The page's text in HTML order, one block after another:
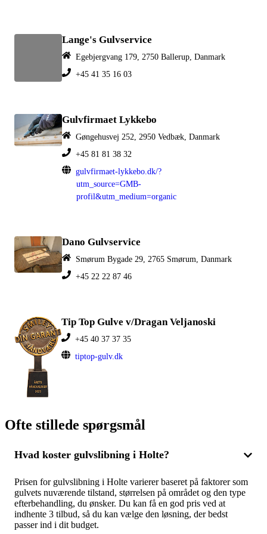
Lange's Gulvservice
Egebjergvang 179, 2750 Ballerup, Danmark
+45 41 35 16 03
Gulvfirmaet Lykkebo
Gøngehusvej 252, 2950 Vedbæk, Danmark
+45 81 81 38 32
gulvfirmaet-lykkebo.dk/?
utm_source=GMB-
profil&utm_medium=organic
Dano Gulvservice
Smørum Bygade 29, 2765 Smørum, Danmark
+45 22 22 87 46
Tip Top Gulve v/Dragan Veljanoski
+45 40 37 37 35
tiptop-gulv.dk
Ofte stillede spørgsmål
Hvad koster gulvslibning i Holte?
Prisen for gulvslibning i Holte varierer baseret på faktorer som
gulvets nuværende tilstand, størrelsen på området og den type
efterbehandling, du ønsker. Du kan få en god pris ved at
indhente 3 tilbud, så du kan vælge den løsning, der bedst
passer ind i dit budget.